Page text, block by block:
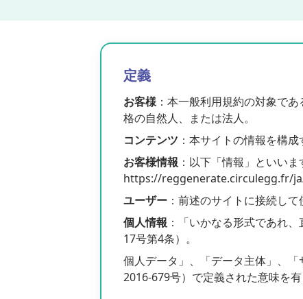
定義
お客様：本一般利用規約の対象で
格の自然人、または法人。
コンテンツ ：本サイトの情報を構
お客様情報 ：以下「情報」といい
https://reggenerate.circulegg.fr/ja/
ユーザー ：前述のサイトに接続し
個人情報 ：「いかなる形式であれ
17号第4条）。
個人データ」、「データ主体」、
2016-679号）で定義された意味を有